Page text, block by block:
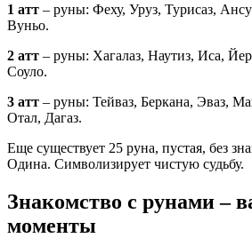
1 атт – руны: Феху, Уруз, Турисаз,
Вуньо.
2 атт – руны: Хагалаз, Наутиз, Иса,
Соуло.
3 атт – руны: Тейваз, Беркана, Эваз,
Отал, Дагаз.
Еще существует 25 руна, пустая, без
Одина. Символизирует чистую судьбу.
Знакомство с рунами –
моменты